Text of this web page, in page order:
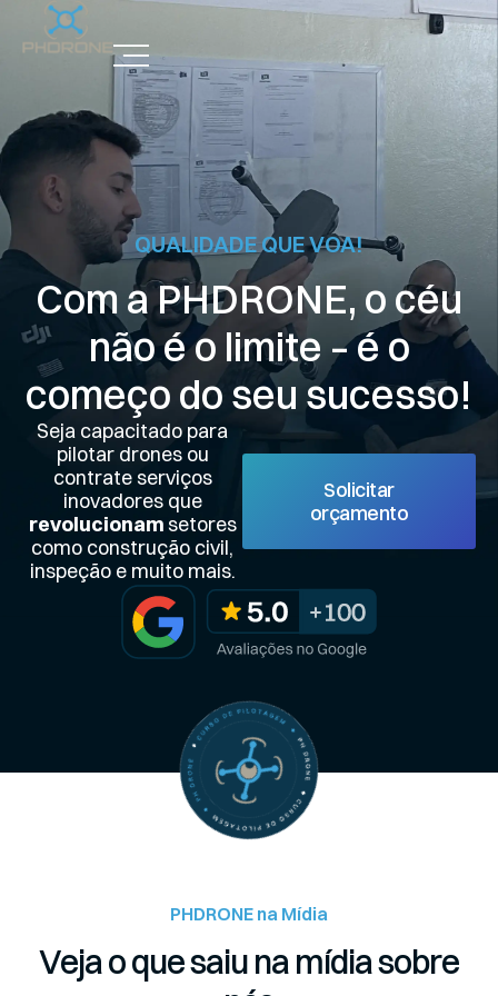
QUALIDADE QUE VOA!
Com a PHDRONE, o céu
não é o limite – é o
começo do seu sucesso!
Seja capacitado para
pilotar drones ou
contrate serviços
inovadores que
revolucionamsetores
como construção civil,
inspeção e muito mais.
Solicitar
orçamento
PHDRONE na Mídia
Veja o que saiu na mídia sobre